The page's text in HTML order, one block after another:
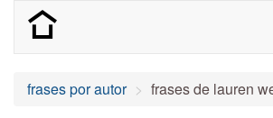
frases por autor frases de lauren